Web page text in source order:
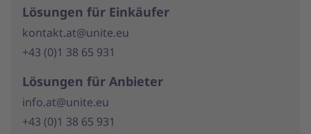
Lösungen für Einkäufer
kontakt.at@unite.eu
+43 (0)1 38 65 931
Lösungen für Anbieter
info.at@unite.eu
+43 (0)1 38 65 931